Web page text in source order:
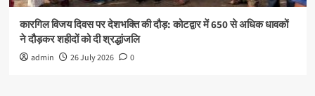
कारगिल विजय दिवस पर देशभक्ति की दौड़: कोटद्वार में 650 से अधिक धावकों
ने दौड़कर शहीदों को दी श्रद्धांजलि
admin 26 July 2026 0